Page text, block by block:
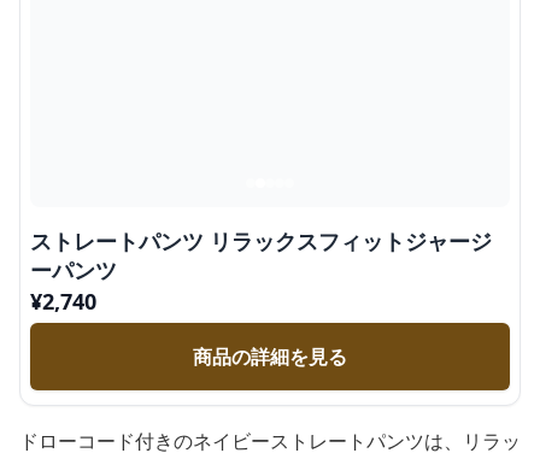
ストレートパンツ リラックスフィットジャージ
ーパンツ
¥2,740
商品の詳細を見る
ドローコード付きのネイビーストレートパンツは、リラッ